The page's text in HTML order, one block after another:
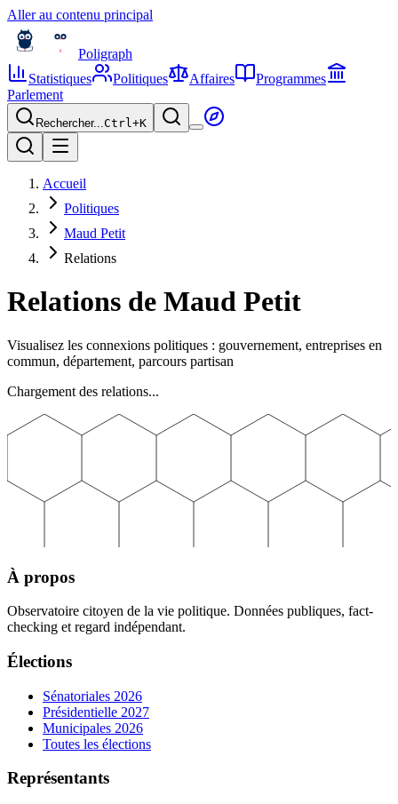
Aller au contenu principal
Poligraph
Statistiques
Politiques Affaires
Programmes
Parlement
Rechercher...Ctrl+K
Accueil
Politiques
Maud Petit
Relations
Relations de Maud Petit
Visualisez les connexions politiques : gouvernement, entreprises en
commun, département, parcours partisan
Chargement des relations...
À propos
Observatoire citoyen de la vie politique. Données publiques, fact-
checking et regard indépendant.
Élections
Sénatoriales 2026
Présidentielle 2027
Municipales 2026
Toutes les élections
Représentants